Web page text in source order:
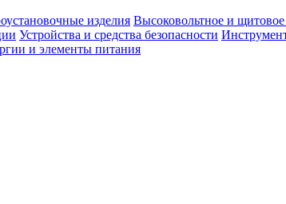
изделия Высоковольтное и
Устройства и средства безопасности
и элементы питания